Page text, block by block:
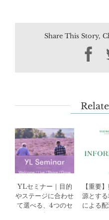
Share This Story,
YLセミナー｜目的
やステージに合わせ
て選べる、4つのセ
ミナー
【重要
源とす
による